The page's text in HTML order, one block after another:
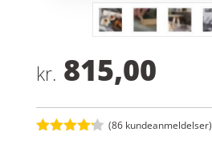
kr. 815,00
(86 kundeanmeldelser)